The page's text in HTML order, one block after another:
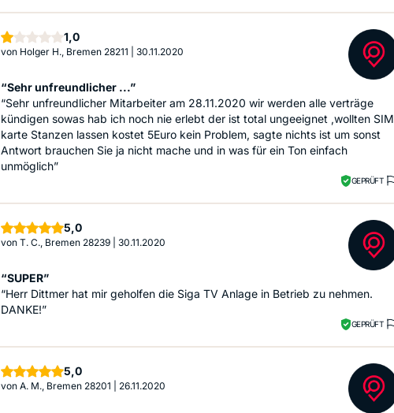
1,0Stern
von Holger H., Bremen 28211 30.11.2020
“Sehr unfreundlicher ...”
“Sehr unfreundlicher Mitarbeiter am 28.11.2020 wir werden alle verträge
kündigen sowas hab ich noch nie erlebt der ist total ungeeignet ,wollten SIM
karte Stanzen lassen kostet 5Euro kein Problem, sagte nichts ist um sonst
Antwort brauchen Sie ja nicht mache und in was für ein Ton einfach
unmöglich”
GEPRÜFT
5,0Sterne
von T. C., Bremen 28239 30.11.2020
“SUPER”
“Herr Dittmer hat mir geholfen die Siga TV Anlage in Betrieb zu nehmen.
DANKE!”
GEPRÜFT
5,0Sterne
von A. M., Bremen 28201 26.11.2020